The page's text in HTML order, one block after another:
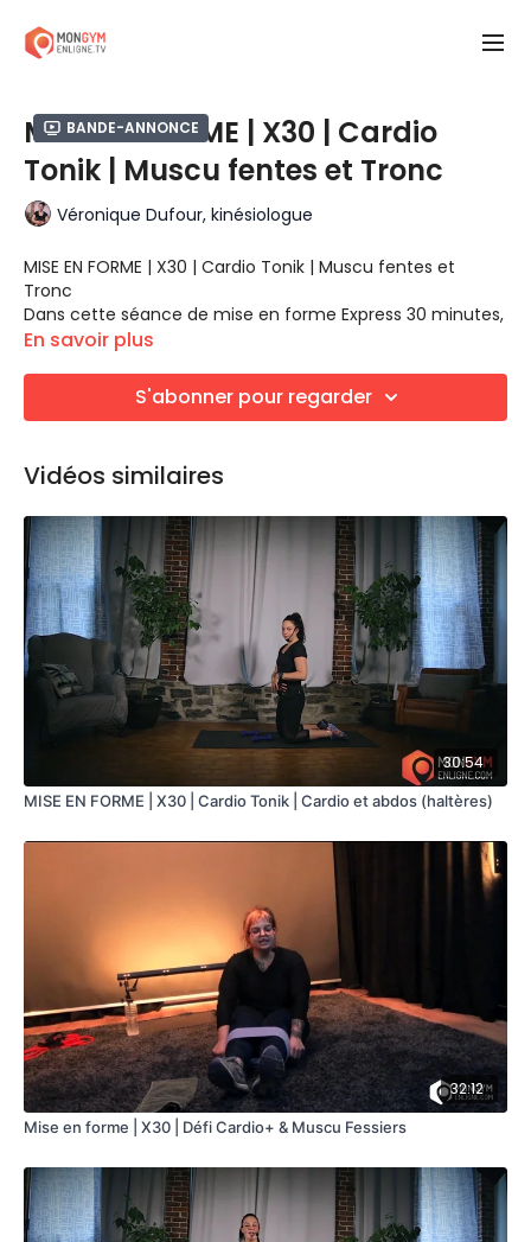
Bande-annonce
MISE EN FORME | X30 | Cardio
Tonik | Muscu fentes et Tronc
Véronique Dufour, kinésiologue
MISE EN FORME | X30 | Cardio Tonik | Muscu fentes et
Tronc
Dans cette séance de mise en forme Express 30 minutes,
ta kinésiologue Véronique Dufour t'amène à travailler au
utilise un circuit Fente, c'est-à-dire, plusieurs variantes de
la fente, les unes à la suite des des autres, des super-
Fentes et variations
Tirage horizontal et Pompes
Planche
Des variantes te sont proposées selon ton niveau.
ÉQUIPEMENTS REQUIS
Haltères
Tapis de sol
Les haltères sont facultatives. Tu peux contracter
volontairement tes muscles pour augmenter l'intensité de
des élastiques et augmenter ta charge au fur et à mesure
que tu t'améliores.
En savoir plus
S'abonner pour regarder
Vidéos similaires
30:54
MISE EN FORME | X30 | Cardio Tonik | Cardio et abdos (haltères)
32:12
Mise en forme | X30 | Défi Cardio+ & Muscu Fessiers